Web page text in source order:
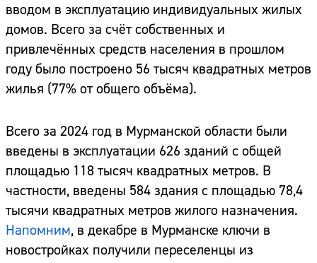
вводом в эксплуатацию индивидуальных жилых
домов. Всего за счёт собственных и
привлечённых средств населения в прошлом
году было построено 56 тысяч квадратных метров
жилья (77% от общего объёма).
Всего за 2024 год в Мурманской области были
введены в эксплуатации 626 зданий с общей
площадью 118 тысяч квадратных метров. В
частности, введены 584 здания с площадью 78,4
тысячи квадратных метров жилого назначения.
Напомним, в декабре в Мурманске ключи в
новостройках получили переселенцы из